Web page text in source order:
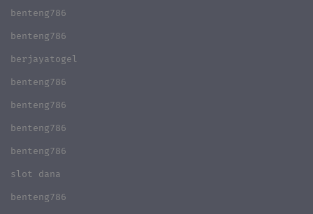
benteng786
benteng786
berjayatogel
benteng786
benteng786
benteng786
benteng786
slot dana
benteng786